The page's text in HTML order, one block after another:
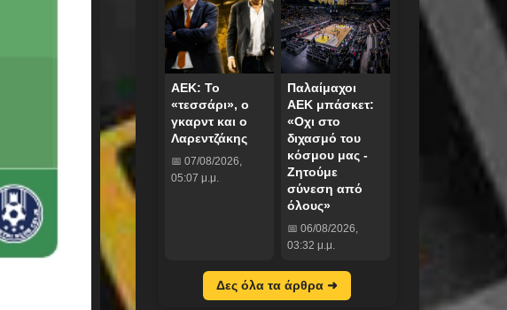
ΑΕΚ: Το
«τεσσάρι», ο
γκαρντ και ο
Λαρεντζάκης
📅 07/08/2026,
05:07 μ.μ.
Παλαίμαχοι
ΑΕΚ μπάσκετ:
«Οχι στο
διχασμό του
κόσμου μας -
Ζητούμε
σύνεση από
όλους»
📅 06/08/2026,
03:32 μ.μ.
Δες όλα τα άρθρα ➜